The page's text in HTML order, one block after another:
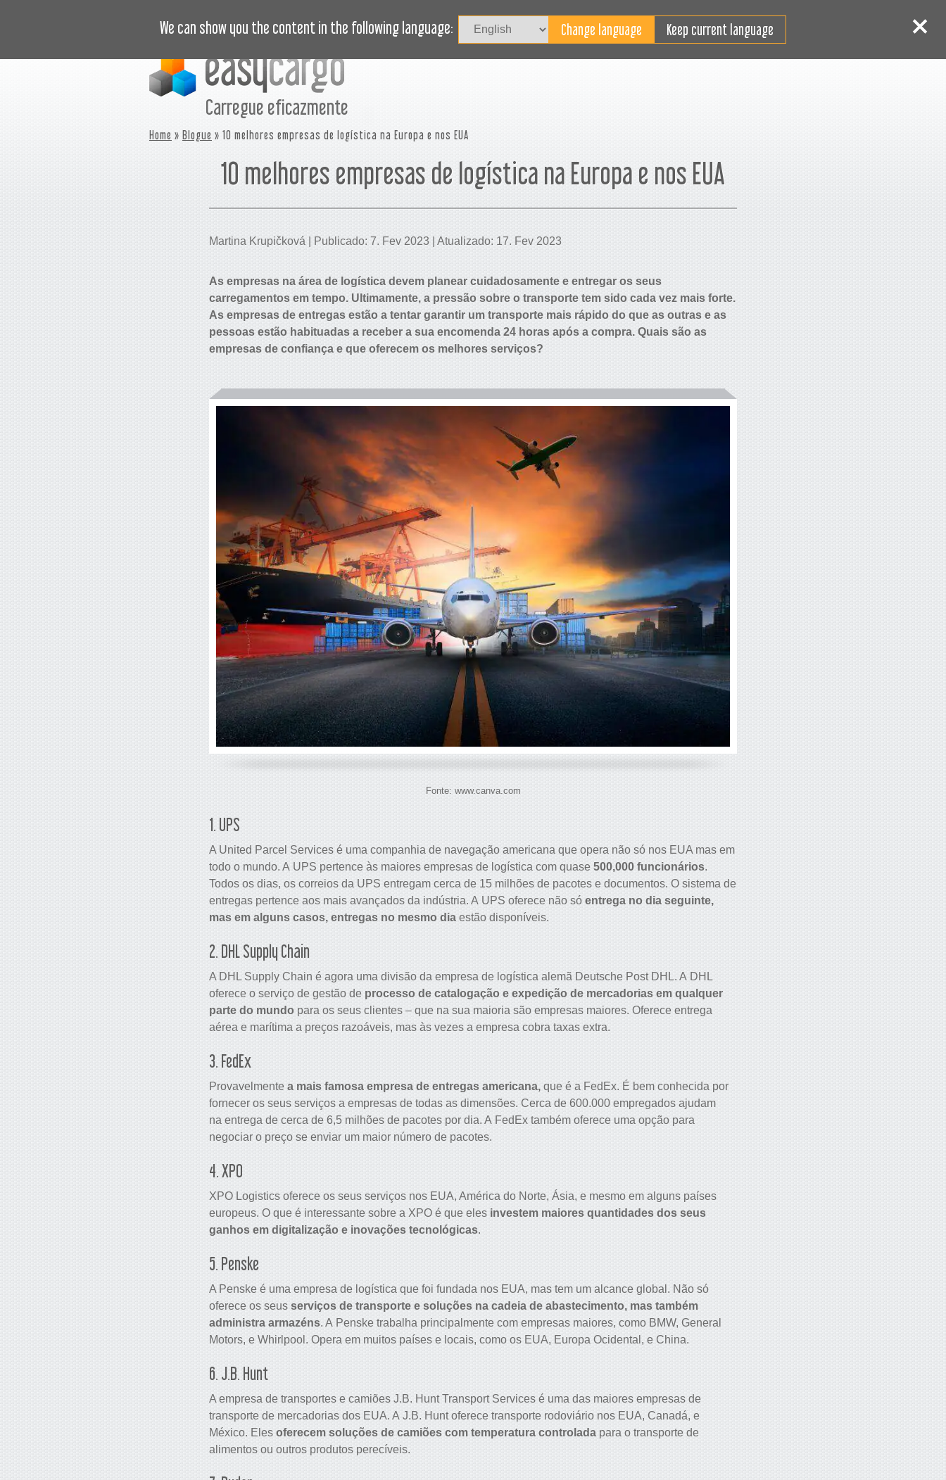
We can show you the content in the following language: Keep current language
PRECISA DE AJUDA?
Carregue eficazmente
Home » Blogue » 10 melhores empresas de logística na Europa e nos EUA
10 melhores empresas de logística na Europa e nos EUA
Martina Krupičková | Publicado: 7. Fev 2023 | Atualizado: 17. Fev 2023
As empresas na área de logística devem planear cuidadosamente e entregar os seus
carregamentos em tempo. Ultimamente, a pressão sobre o transporte tem sido cada vez mais forte.
As empresas de entregas estão a tentar garantir um transporte mais rápido do que as outras e as
pessoas estão habituadas a receber a sua encomenda 24 horas após a compra. Quais são as
empresas de confiança e que oferecem os melhores serviços?
Fonte: www.canva.com
1. UPS
A United Parcel Services é uma companhia de navegação americana que opera não só nos EUA mas em
todo o mundo. A UPS pertence às maiores empresas de logística com quase 500,000 funcionários.
Todos os dias, os correios da UPS entregam cerca de 15 milhões de pacotes e documentos. O sistema de
entregas pertence aos mais avançados da indústria. A UPS oferece não só entrega no dia seguinte,
mas em alguns casos, entregas no mesmo dia estão disponíveis.
2. DHL Supply Chain
A DHL Supply Chain é agora uma divisão da empresa de logística alemã Deutsche Post DHL. A DHL
oferece o serviço de gestão de processo de catalogação e expedição de mercadorias em qualquer
parte do mundo para os seus clientes – que na sua maioria são empresas maiores. Oferece entrega
aérea e marítima a preços razoáveis, mas às vezes a empresa cobra taxas extra.
3. FedEx
Provavelmente a mais famosa empresa de entregas americana, que é a FedEx. É bem conhecida por
fornecer os seus serviços a empresas de todas as dimensões. Cerca de 600.000 empregados ajudam
na entrega de cerca de 6,5 milhões de pacotes por dia. A FedEx também oferece uma opção para
negociar o preço se enviar um maior número de pacotes.
4. XPO
XPO Logistics oferece os seus serviços nos EUA, América do Norte, Ásia, e mesmo em alguns países
europeus. O que é interessante sobre a XPO é que eles investem maiores quantidades dos seus
ganhos em digitalização e inovações tecnológicas.
5. Penske
A Penske é uma empresa de logística que foi fundada nos EUA, mas tem um alcance global. Não só
oferece os seus serviços de transporte e soluções na cadeia de abastecimento, mas também
administra armazéns. A Penske trabalha principalmente com empresas maiores, como BMW, General
Motors, e Whirlpool. Opera em muitos países e locais, como os EUA, Europa Ocidental, e China.
6. J.B. Hunt
A empresa de transportes e camiões J.B. Hunt Transport Services é uma das maiores empresas de
transporte de mercadorias dos EUA. A J.B. Hunt oferece transporte rodoviário nos EUA, Canadá, e
México. Eles oferecem soluções de camiões com temperatura controlada para o transporte de
alimentos ou outros produtos perecíveis.